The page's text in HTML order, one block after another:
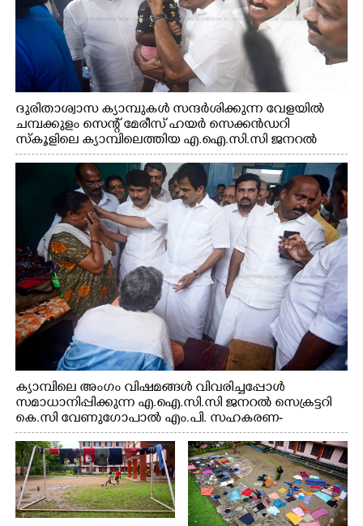
ദുരിതാശ്വാസ ക്യാമ്പുകൾ സന്ദർശിക്കുന്ന വേളയിൽ
ചമ്പക്കുളം സെന്റ് മേരീസ് ഹയർ സെക്കൻഡറി
സ്കൂളിലെ ക്യാമ്പിലെത്തിയ എ.ഐ.സി.സി ജനറൽ
സെക്രട്ടറി കെ.സി വേണുഗോപാൽ എം.പി കുരുന്നിനെ
എടുത്ത് ലാളിച്ചപ്പോൾ. സഹകരണ-എക്സൈസ്
വകുപ്പ് മന്ത്രി എം. ലിജു, കൃഷിവകുപ്പ് മന്ത്രി ടി. സിദ്ദിഖ്,
റെജി ചെറിയാൻ എം. എൽ. എ എന്നിവർ സമീപം
ക്യാമ്പിലെ അംഗം വിഷമങ്ങൾ വിവരിച്ചപ്പോൾ
സമാധാനിപ്പിക്കുന്ന എ.ഐ.സി.സി ജനറൽ സെക്രട്ടറി
കെ.സി വേണുഗോപാൽ എം.പി. സഹകരണ-
എക്സൈസ് വകുപ്പ് മന്ത്രി എം. ലിജു, എന്നിവർ